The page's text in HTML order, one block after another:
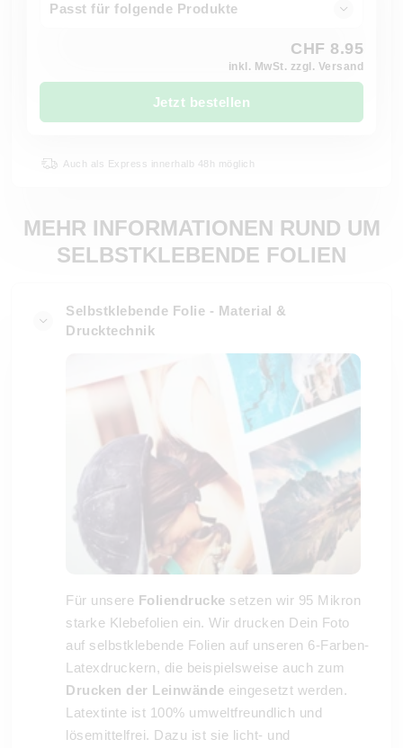
Passt für folgende Produkte
CHF 8.95
inkl. MwSt. zzgl. Versand
Jetzt bestellen
Auch als Express innerhalb 48h möglich
MEHR INFORMATIONEN RUND UM
SELBSTKLEBENDE FOLIEN
Selbstklebende Folie - Material &
Drucktechnik
Für unsere Foliendrucke setzen wir 95 Mikron
starke Klebefolien ein. Wir drucken Dein Foto
auf selbstklebende Folien auf unseren 6-Farben-
Latexdruckern, die beispielsweise auch zum
Drucken der Leinwände eingesetzt werden.
Latextinte ist 100% umweltfreundlich und
lösemittelfrei. Dazu ist sie licht- und